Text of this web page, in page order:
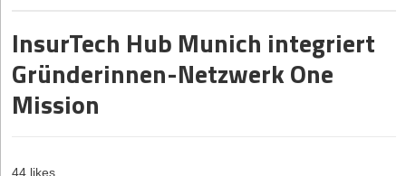
InsurTech Hub Munich integriert
Gründerinnen-Netzwerk One
Mission
44 likes